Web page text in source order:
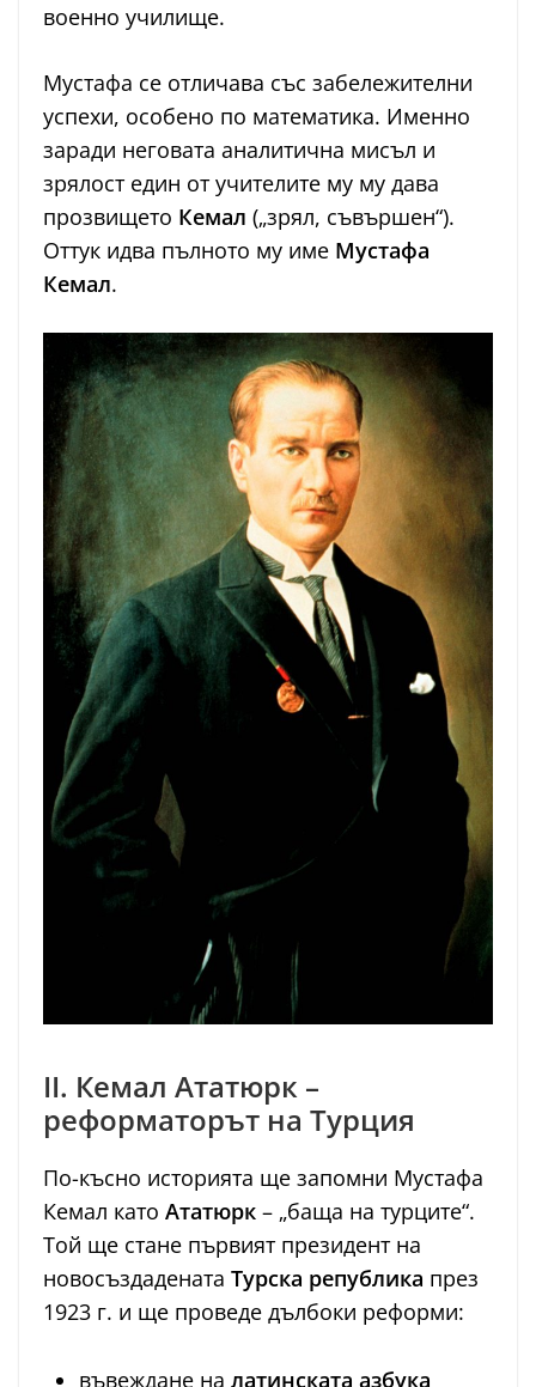
военно училище.
Мустафа се отличава със забележителни
успехи, особено по математика. Именно
заради неговата аналитична мисъл и
зрялост един от учителите му му дава
прозвището Кемал („зрял, съвършен“).
Оттук идва пълното му име Мустафа
Кемал.
II. Кемал Ататюрк –
реформаторът на Турция
По-късно историята ще запомни Мустафа
Кемал като Ататюрк – „баща на турците“.
Той ще стане първият президент на
новосъздадената Турска република през
1923 г. и ще проведе дълбоки реформи:
въвеждане на латинската азбука